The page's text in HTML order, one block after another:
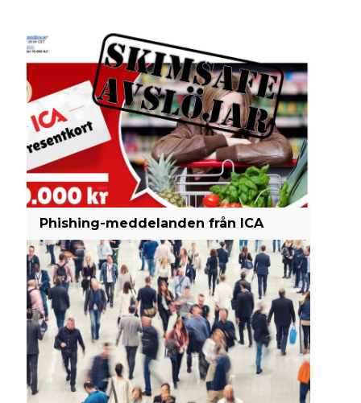
Phishing-meddelanden från ICA